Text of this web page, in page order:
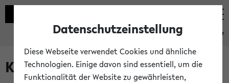
eKVV
Kombisuche im eKVV
Datenschutzeinstellung
Diese Webseite verwendet Cookies und ähnliche
Technologien. Einige davon sind essentiell, um die
Funktionalität der Website zu gewährleisten,